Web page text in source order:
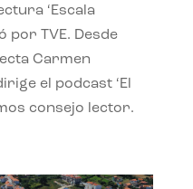
‘Escala
por TVE. Desde
Carmen
el podcast ‘El
consejo lector.